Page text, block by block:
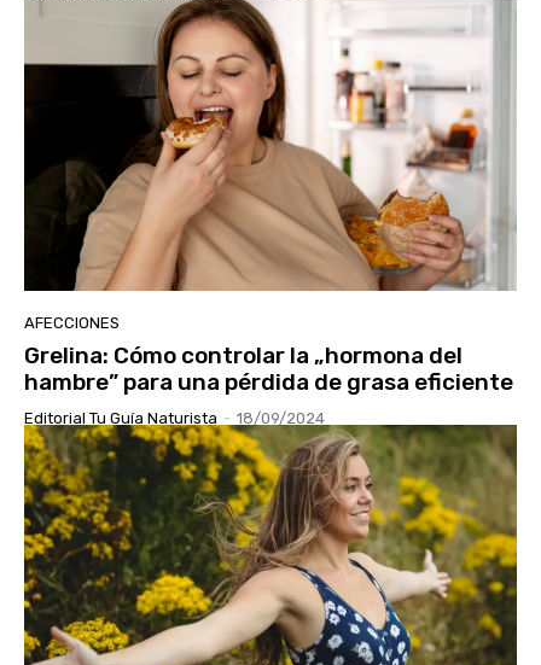
AFECCIONES
Grelina: Cómo controlar la „hormona del
hambre” para una pérdida de grasa eficiente
Editorial Tu Guía Naturista - 18/09/2024